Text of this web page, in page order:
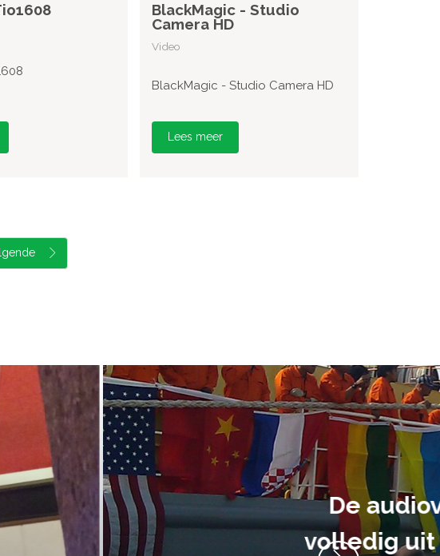
BlackMagic - Studio
Camera HD
Video
BlackMagic - Studio Camera HD
Lees meer
heb ik
aanrader! Alles